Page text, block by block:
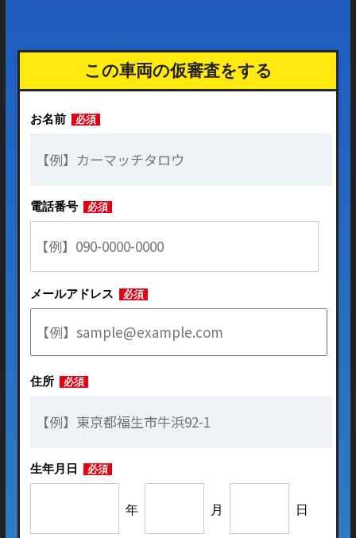
この車両の仮審査をする
お名前 必須
電話番号 必須
メールアドレス 必須
住所 必須
生年月日 必須
年 月 日